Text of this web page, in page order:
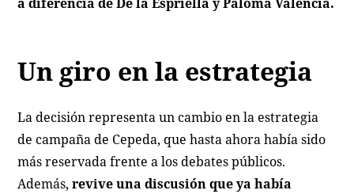
Un giro en la estrategia
La decisión representa un cambio en la estrategia
de campaña de Cepeda, que hasta ahora había sido
más reservada frente a los debates públicos.
Además,revive una discusión que ya había